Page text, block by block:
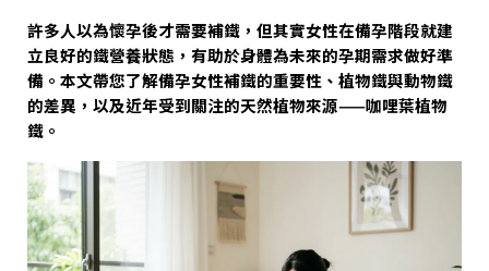
許多人以為懷孕後才需要補鐵，但其實女性在備孕階段就建
立良好的鐵營養狀態，有助於身體為未來的孕期需求做好準
備。本文帶您了解備孕女性補鐵的重要性、植物鐵與動物鐵
的差異，以及近年受到關注的天然植物來源——咖哩葉植物
鐵。